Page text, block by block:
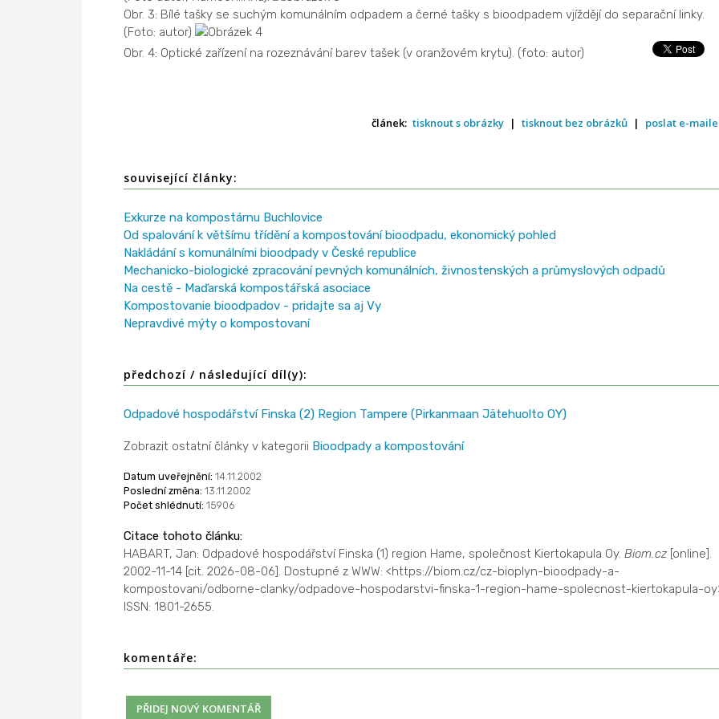
Obr. 3: Bílé tašky se suchým komunálním odpadem a černé tašky s bioodpadem vjíždějí do separační linky.
(Foto: autor)
Obr. 4: Optické zařízení na rozeznávání barev tašek (v oranžovém krytu). (foto: autor)
článek: tisknout s obrázky | tisknout bez obrázků | poslat e-
související články:
Exkurze na kompostárnu Buchlovice
Od spalování k většímu třídění a kompostování bioodpadu, ekonomický pohled
Nakládání s komunálními bioodpady v České republice
Mechanicko-biologické zpracování pevných komunálních, živnostenských a průmyslových odpadů
Na cestě - Maďarská kompostářská asociace
Kompostovanie bioodpadov - pridajte sa aj Vy
Nepravdivé mýty o kompostovaní
předchozí / následující díl(y):
Odpadové hospodářství Finska (2) Region Tampere (Pirkanmaan Jätehuolto OY)
Zobrazit ostatní články v kategorii Bioodpady a kompostování
Datum uveřejnění: 14.11.2002
Poslední změna: 13.11.2002
Počet shlédnutí: 15906
Citace tohoto článku:
HABART, Jan: Odpadové hospodářství Finska (1) region Hame, společnost Kiertokapula Oy. Biom.cz[online].
2002-11-14 [cit. 2026-08-06]. Dostupné z WWW: <https://biom.cz/cz-bioplyn-bioodpady-a-
kompostovani/odborne-clanky/odpadove-hospodarstvi-finska-1-region-hame-spolecnost-kiertokapula-
ISSN: 1801-2655.
komentáře: